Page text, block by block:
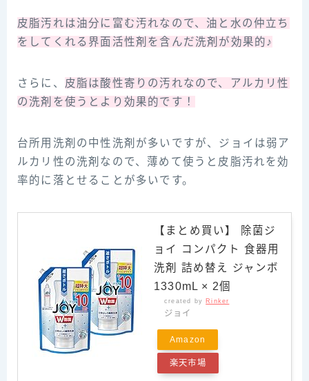
皮脂汚れは油分に富む汚れなので、油と水の仲立ち
をしてくれる界面活性剤を含んだ洗剤が効果的♪
さらに、 皮脂は酸性寄りの汚れなので、アルカリ性
の洗剤を使うとより効果的です！
台所用洗剤の中性洗剤が多いですが、ジョイは弱ア
ルカリ性の洗剤なので、薄めて使うと皮脂汚れを効
率的に落とせることが多いです。
【まとめ買い】 除菌ジ
ョイ コンパクト 食器用
洗剤 詰め替え ジャンボ
1330mL × 2個
created by Rinker
ジョイ
Amazon
楽天市場